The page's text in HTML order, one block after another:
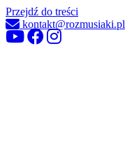
Przejdź do treści
kontakt@rozmusiaki.pl